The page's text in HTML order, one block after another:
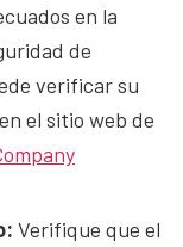
en la
de
verificar su
el sitio web de
Verifique que el